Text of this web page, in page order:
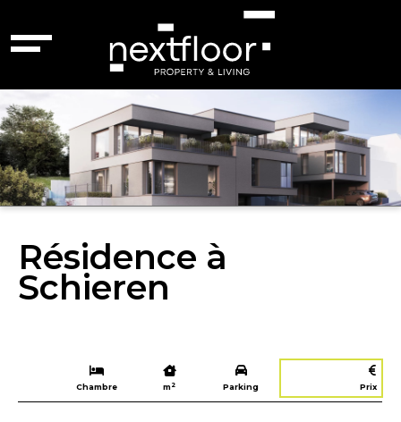
Résidence à
Schieren
Chambre m2 Parking Prix